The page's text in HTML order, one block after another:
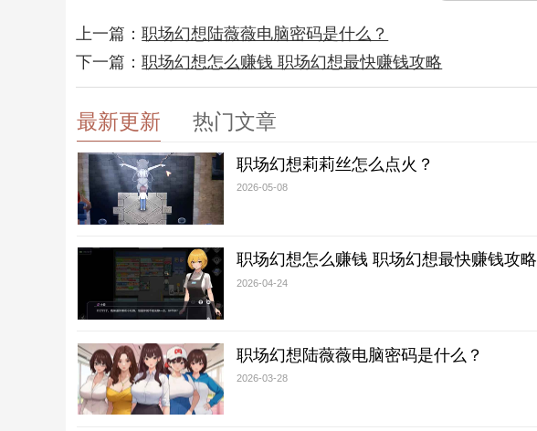
上一篇：职场幻想陆薇薇电脑密码是什么？
下一篇：职场幻想怎么赚钱 职场幻想最快赚钱攻略
最新更新 热门文章
职场幻想莉莉丝怎么点火？
2026-05-08
职场幻想怎么赚钱 职场幻想最快赚钱攻略
2026-04-24
职场幻想陆薇薇电脑密码是什么？
2026-03-28